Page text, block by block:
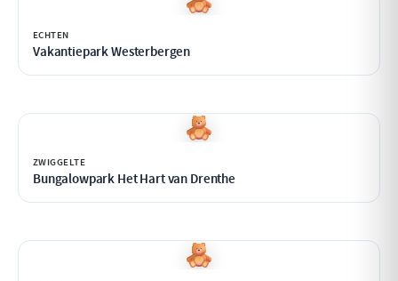
ECHTEN
Vakantiepark Westerbergen
ZWIGGELTE
Bungalowpark Het Hart van Drenthe